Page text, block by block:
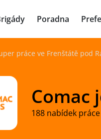
Poradna
práce ve Frenštátě pod
Comac
188 nabídek práce